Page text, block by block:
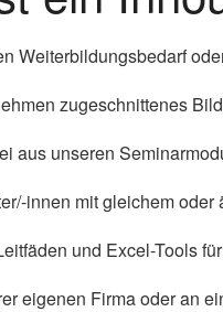
Weiterbildungsbedarf
zugeschnittenes
aus unseren
innen mit gleichem
und Excel-Tools
eigenen Firma oder an